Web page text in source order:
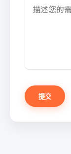
提交